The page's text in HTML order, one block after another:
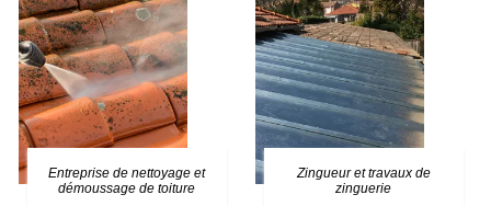
Entreprise de nettoyage et
démoussage de toiture
Zingueur et travaux de
zinguerie